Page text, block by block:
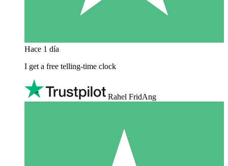
Hace 1 día
I get a free telling-time clock
Rahel FridAng